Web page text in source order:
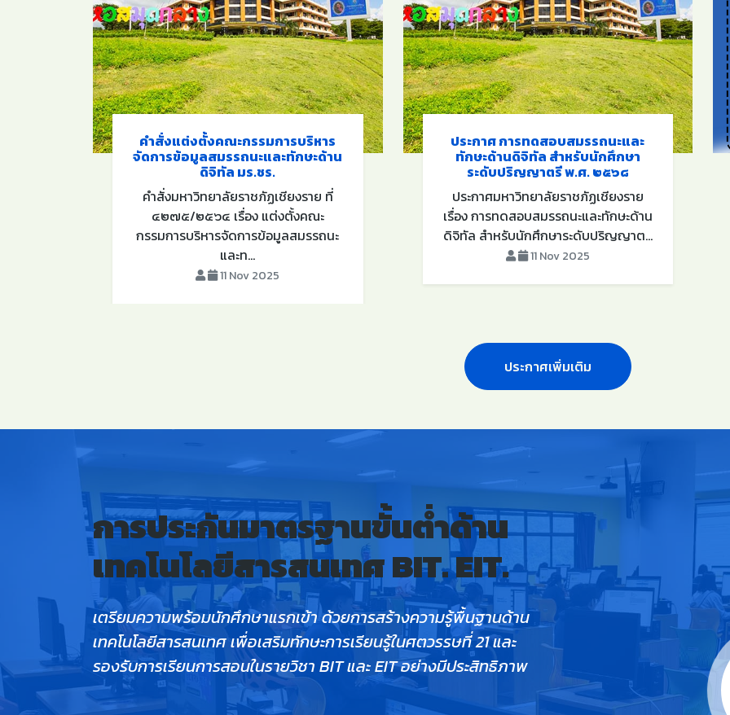
คำสั่งแต่งตั้งคณะกรรมการบริหาร
จัดการข้อมูลสมรรถนะและทักษะด้าน
ดิจิทัล มร.ชร.
คำสั่งมหาวิทยาลัยราชภัฏเชียงราย ที่
๔๒๗๕/๒๕๖๔ เรื่อง แต่งตั้งคณะ
กรรมการบริหารจัดการข้อมูลสมรรถนะ
และท...
11 Nov 2025
ประกาศ การทดสอบสมรรถนะและ
ทักษะด้านดิจิทัล สำหรับนักศึกษา
ระดับปริญญาตรี พ.ศ. ๒๕๖๘
ประกาศมหาวิทยาลัยราชภัฏเชียงราย
เรื่อง การทดสอบสมรรถนะและทักษะด้าน
ดิจิทัล สำหรับนักศึกษาระดับปริญญาต...
11 Nov 2025
ประกาศเพิ่มเติม
การประกันมาตรฐานขั้นต่ำด้าน
เทคโนโลยีสารสนเทศ BIT. EIT.
เตรียมความพร้อมนักศึกษาแรกเข้า ด้วยการสร้างความรู้พื้นฐานด้าน
เทคโนโลยีสารสนเทศ เพื่อเสริมทักษะการเรียนรู้ในศตวรรษที่ 21 และ
รองรับการเรียนการสอนในรายวิชา BIT และ EIT อย่างมีประสิทธิภาพ